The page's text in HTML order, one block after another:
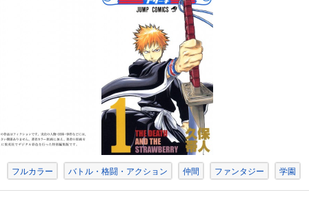
フルカラー バトル・格闘・アクション 仲間 ファンタジー 学園